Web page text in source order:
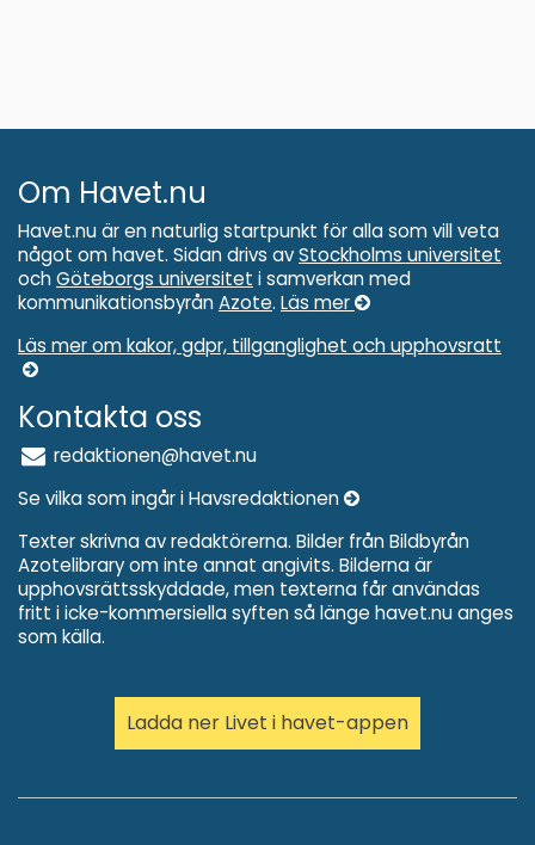
Om Havet.nu
Havet.nu är en naturlig startpunkt för alla som vill veta
något om havet. Sidan drivs avStockholms universitet
och Göteborgs universitet i samverkan med
kommunikationsbyrån Azote. Läs mer
Läs mer om kakor, gdpr, tillganglighet och upphovsratt
Kontakta oss
redaktionen@havet.nu
Se vilka som ingår i Havsredaktionen
Texter skrivna av redaktörerna. Bilder från Bildbyrån
Azotelibrary om inte annat angivits. Bilderna är
upphovsrättsskyddade, men texterna får användas
fritt i icke-kommersiella syften så länge havet.nu anges
som källa.
Ladda ner Livet i havet-appen